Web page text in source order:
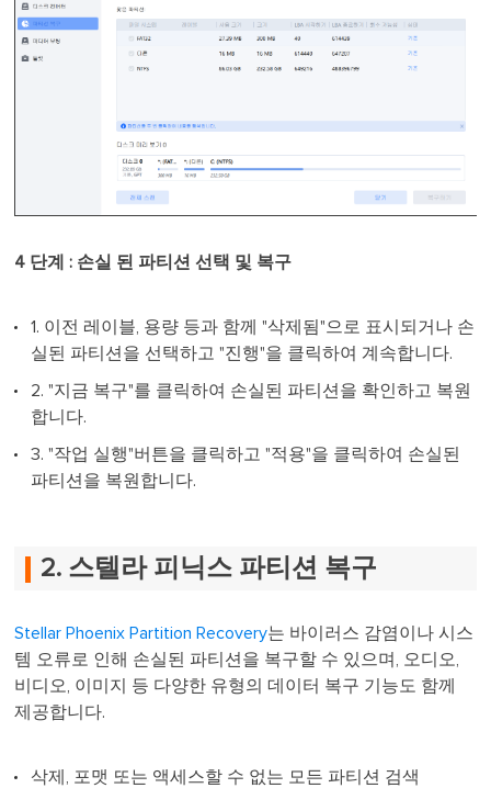
4 단계 : 손실 된 파티션 선택 및 복구
1. 이전 레이블, 용량 등과 함께 "삭제됨"으로 표시되거나 손
실된 파티션을 선택하고 "진행"을 클릭하여 계속합니다.
2. "지금 복구"를 클릭하여 손실된 파티션을 확인하고 복원
합니다.
3. "작업 실행"버튼을 클릭하고 "적용"을 클릭하여 손실된
파티션을 복원합니다.
2. 스텔라 피닉스 파티션 복구
Stellar Phoenix Partition Recovery는 바이러스 감염이나 시스
템 오류로 인해 손실된 파티션을 복구할 수 있으며, 오디오,
비디오, 이미지 등 다양한 유형의 데이터 복구 기능도 함께
제공합니다.
삭제, 포맷 또는 액세스할 수 없는 모든 파티션 검색